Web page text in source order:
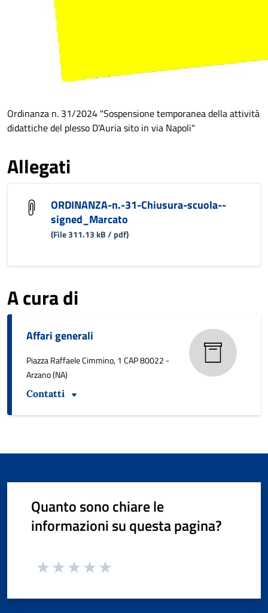
Ordinanza n. 31/2024 "Sospensione temporanea della attività
didattiche del plesso D'Auria sito in via Napoli"
Allegati
ORDINANZA-n.-31-Chiusura-scuola--
signed_Marcato
(File 311.13 kB / pdf)
A cura di
Affari generali
Piazza Raffaele Cimmino, 1 CAP 80022 -
Arzano (NA)
Contatti
Quanto sono chiare le
informazioni su questa pagina?